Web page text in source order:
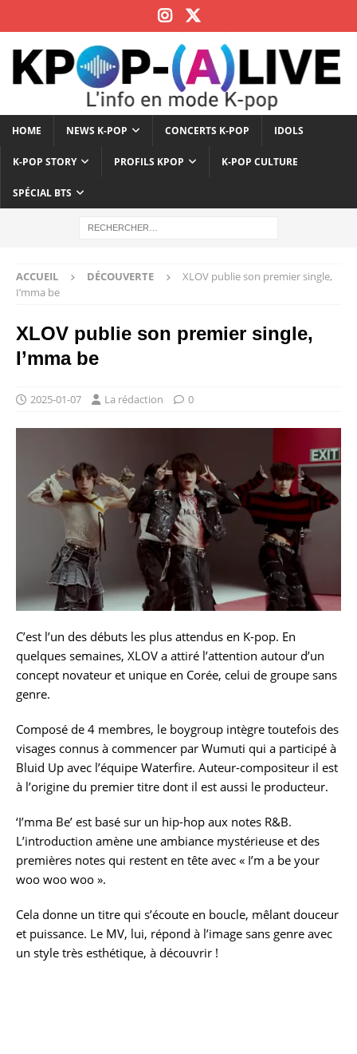
HOME NEWS K-POP CONCERTS K-POP IDOLS
K-POP STORY PROFILS KPOP K-POP CULTURE
SPÉCIAL BTS
ACCUEIL DÉCOUVERTE
XLOV publie son premier single,
I’mma be
XLOV publie son premier single,
I’mma be
2025-01-07 La rédaction 0
C’est l’un des débuts les plus attendus en K-pop. En
quelques semaines, XLOV a attiré l’attention autour d’un
concept novateur et unique en Corée, celui de groupe sans
genre.
Composé de 4 membres, le boygroup intègre toutefois des
visages connus à commencer par Wumuti qui a participé à
Bluid Up avec l’équipe Waterfire. Auteur-compositeur il est
à l’origine du premier titre dont il est aussi le producteur.
‘I’mma Be’ est basé sur un hip-hop aux notes R&B.
L’introduction amène une ambiance mystérieuse et des
premières notes qui restent en tête avec « I’m a be your
woo woo woo ».
Cela donne un titre qui s’écoute en boucle, mêlant douceur
et puissance. Le MV, lui, répond à l’image sans genre avec
un style très esthétique, à découvrir !